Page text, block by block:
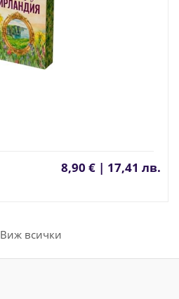
8,90 € | 17,41 лв.
Виж всички